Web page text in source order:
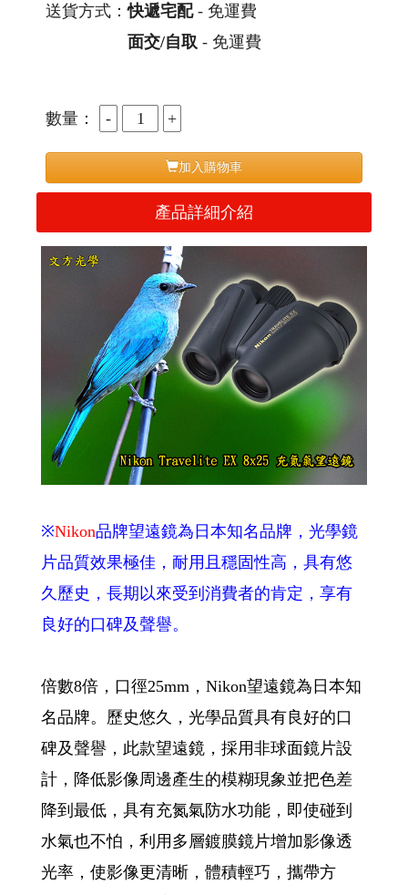
送貨方式：快遞宅配- 免運費
面交/自取 - 免運費
數量：
加入購物車
產品詳細介紹
※Nikon品牌望遠鏡為日本知名品牌，光學鏡
片品質效果極佳，耐用且穩固性高，具有悠
久歷史，長期以來受到消費者的肯定，享有
良好的口碑及聲譽。
倍數8倍，口徑25mm，Nikon望遠鏡為日本知
名品牌。歷史悠久，光學品質具有良好的口
碑及聲譽，此款望遠鏡，採用非球面鏡片設
計，降低影像周邊產生的模糊現象並把色差
降到最低，具有充氮氣防水功能，即使碰到
水氣也不怕，利用多層鍍膜鏡片增加影像透
光率，使影像更清晰，體積輕巧，攜帶方